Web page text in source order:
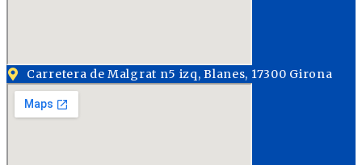
Carretera de Malgrat n5 izq, Blanes, 17300 Girona